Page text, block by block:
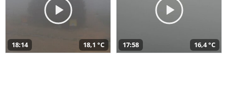
18:14 18,1 °C 17:58 16,4 °C